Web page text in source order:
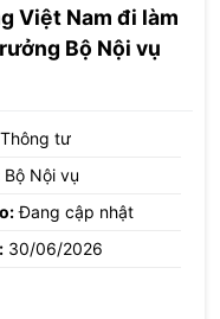
Việt Nam đi làm
Bộ Nội vụ
Thông tư
Bộ Nội vụ
Đang cập nhật
30/06/2026